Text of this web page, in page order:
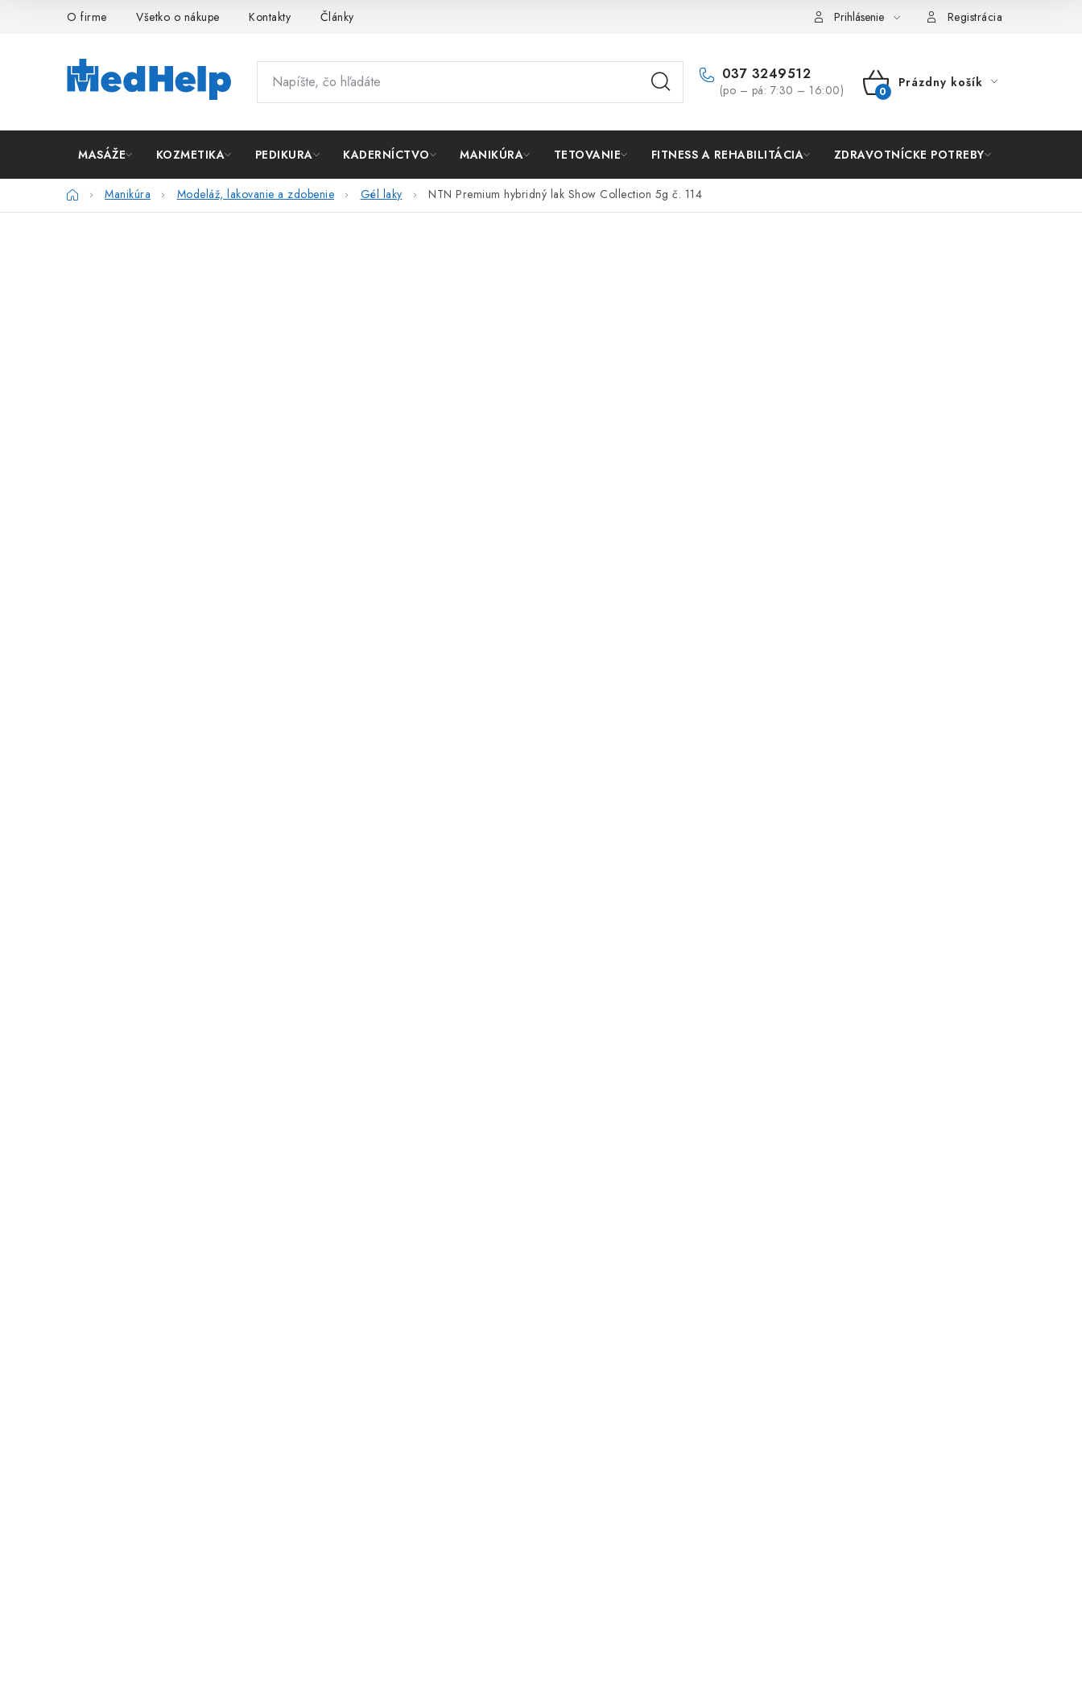
O firme Všetko o nákupe Kontakty Články Prihlásenie Registrácia
037 3249512
(po – pá: 7:30 – 16:00)
NÁKUPNÝ
Prázdny košík
MASÁŽE KOZMETIKA PEDIKURA KADERNÍCTVO MANIKÚRA TETOVANIE FITNESS A REHABILITÁCIA ZDRAVOTNÍCKE POTREBY
DomovManikúra Modeláž, lakovanie a zdobenie Gél laky NTN Premium hybridný lak Show Collection 5g č. 114